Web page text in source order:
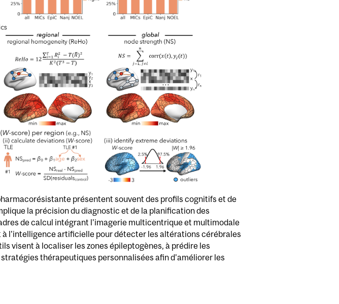
présentent souvent des profils cognitifs et de
la précision du diagnostic et de la planification des
de calcul intégrant l'imagerie multicentrique et multimodale
l'intelligence artificielle pour détecter les altérations cérébrales
visent à localiser les zones épileptogènes, à prédire les
thérapeutiques personnalisées afin d'améliorer les